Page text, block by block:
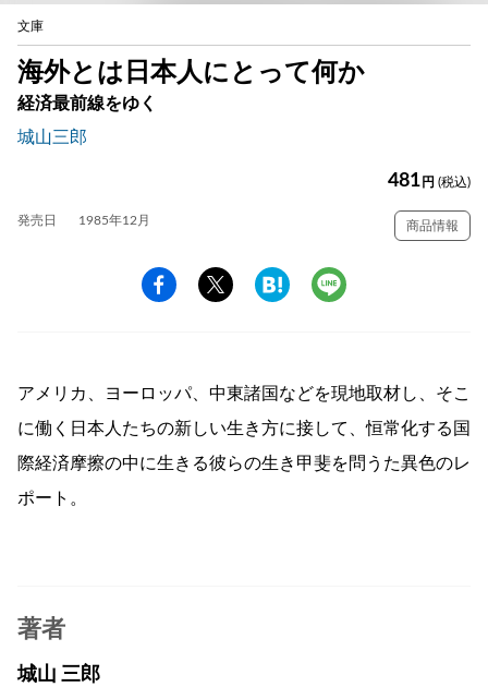
文庫
海外とは日本人にとって何か
経済最前線をゆく
城山三郎
481 円 (税込)
発売日 1985年12月 商品情報
アメリカ、ヨーロッパ、中東諸国などを現地取材し、そこ
に働く日本人たちの新しい生き方に接して、恒常化する国
際経済摩擦の中に生きる彼らの生き甲斐を問うた異色のレ
ポート。
著者
城山 三郎